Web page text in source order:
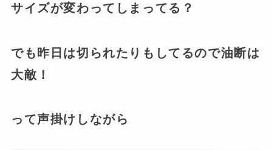
サイズが変わってしまってる？
でも昨日は切られたりもしてるので油断は
大敵！
って声掛けしながら